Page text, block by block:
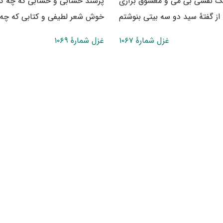
از گفتهٔ سید دو سه بیتی بنوشتم
خوش شعر لطیفی و کتابی که
غزل شمارهٔ ۱۰۶۷
غزل شمارهٔ ۱۰۶۹